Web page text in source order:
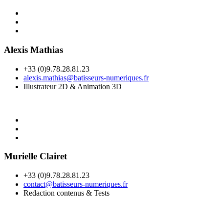
Alexis Mathias
+33 (0)9.78.28.81.23
alexis.mathias@batisseurs-numeriques.fr
Illustrateur 2D & Animation 3D
Murielle Clairet
+33 (0)9.78.28.81.23
contact@batisseurs-numeriques.fr
Redaction contenus & Tests